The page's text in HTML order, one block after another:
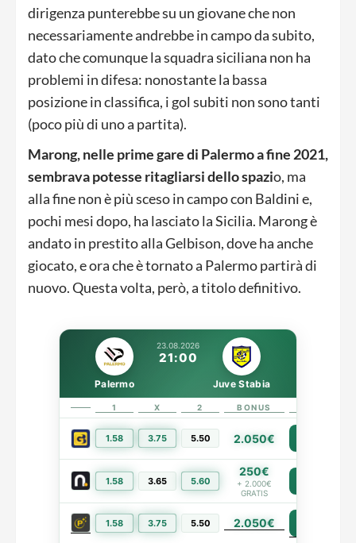
dirigenza punterebbe su un giovane che non
necessariamente andrebbe in campo da subito,
dato che comunque la squadra siciliana non ha
problemi in difesa: nonostante la bassa
posizione in classifica, i gol subiti non sono tanti
(poco più di uno a partita).
Marong, nelle prime gare di Palermo a fine 2021,
sembrava potesse ritagliarsi dello spazio, ma
alla fine non è più sceso in campo con Baldini e,
pochi mesi dopo, ha lasciato la Sicilia. Marong è
andato in prestito alla Gelbison, dove ha anche
giocato, e ora che è tornato a Palermo partirà di
nuovo. Questa volta, però, a titolo definitivo.
23.08.2026
21:00
Palermo Juve Stabia
1 X 2 BONUS
1.58 3.75 5.50 2.050€
1.58 3.65 5.60
250€
+ 2.000€
GRATIS
1.58 3.75 5.50 2.050€